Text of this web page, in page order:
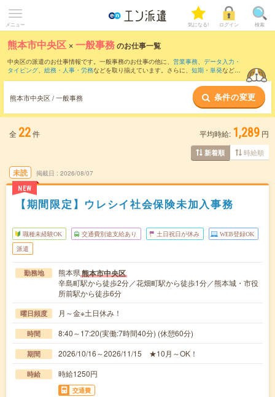
メニュー 気になる! ログイン 検索
熊本市中央区 ×一般事務のお仕事一覧
中央区の派遣のお仕事情報です。一般事務のお仕事の他に、 営業事務、 データ入力・
タイピング、 総務・人事・労務などを取り揃えています。さらに、 短期 ・ 単発などの
熊本市中央区 / 一般事務 条件の変更
全 22件 平均時給: 1,289 円
新着順 時給順
未読
NEW
掲載日 2026/08/07
【期間限定】ウレシイ社会保険未加入事務
職種未経験OK 交通費別途支給あり 土日祝日が休み WEB登録OK
派遣
勤務地 熊本県熊本市中央区
辛島町駅から徒歩2分／花畑町駅から徒歩1分／熊本城・市役
所前駅から徒歩6分
曜日頻度 月～金※土日休み！
時間 8:40～17:20(実働:7時間40分) (休憩60分)
期間 2026/10/16～2026/11/15 ★10月～OK！
時給 時給1250円
交通費